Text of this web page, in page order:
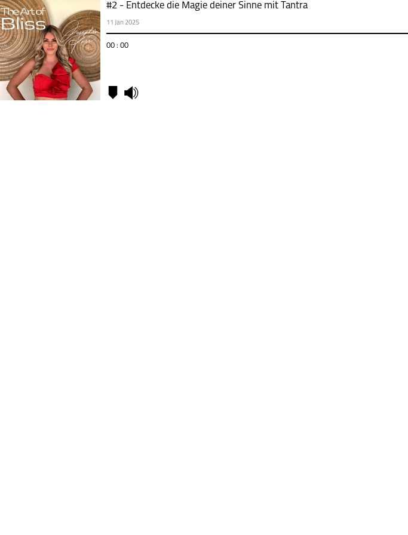
#2 - Entdecke die Magie deiner Sinne mit Tantra
11 Jan 2025
00 : 00